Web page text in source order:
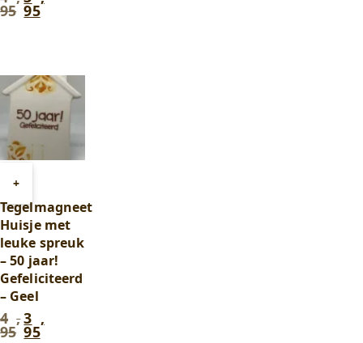
95 prijs
95.
95
95.
+
aan
winkelwagen
Tegelmagneet
Huisje met
leuke spreuk
– 50 jaar!
Gefeliciteerd
– Geel
4 ,
95
Oorspronkelijke
prijs
3 ,
95
Huidige